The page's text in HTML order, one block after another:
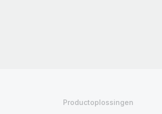
Productoplossingen